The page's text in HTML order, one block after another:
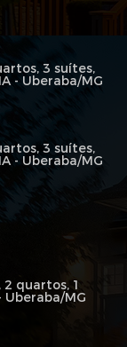
quartos, 1
Uberaba/MG
3 suítes,
- Uberaba/MG
3 suítes,
- Uberaba/MG